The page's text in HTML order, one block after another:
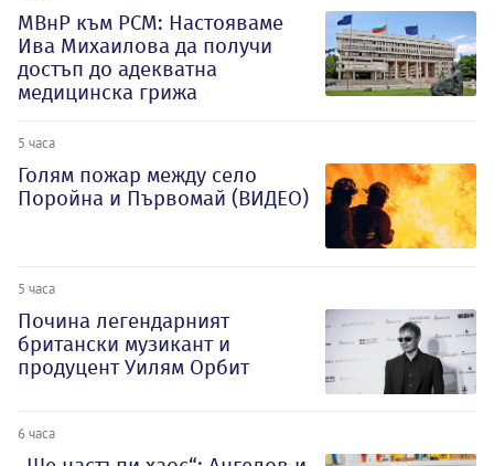
МВнР към РСМ: Настояваме
Ива Михаилова да получи
достъп до адекватна
медицинска грижа
5 часа
Голям пожар между село
Поройна и Първомай (ВИДЕО)
5 часа
Почина легендарният
британски музикант и
продуцент Уилям Орбит
6 часа